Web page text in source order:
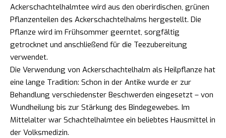
Ackerschachtelhalmtee wird aus den oberirdischen, grünen
Pflanzenteilen des Ackerschachtelhalms hergestellt. Die
Pflanze wird im Frühsommer geerntet, sorgfältig
getrocknet und anschließend für die Teezubereitung
verwendet.
Die Verwendung von Ackerschachtelhalm als Heilpflanze hat
eine lange Tradition: Schon in der Antike wurde er zur
Behandlung verschiedenster Beschwerden eingesetzt – von
Wundheilung bis zur Stärkung des Bindegewebes. Im
Mittelalter war Schachtelhalmtee ein beliebtes Hausmittel in
der Volksmedizin.